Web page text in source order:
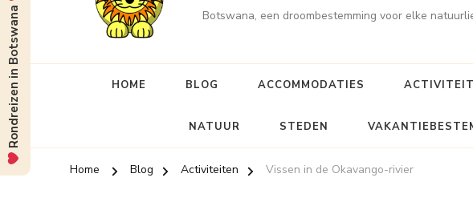
Botswana, een droombestemming voor elke
HOME BLOG ACCOMMODATIES
NATUUR STEDEN
Home Blog Activiteiten Vissen in de Okavango-rivier
Rondreizen in Botswana